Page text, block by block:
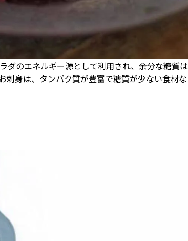
ダのエネルギー源として利用され、余分な糖質は
刺身は、タンパク質が豊富で糖質が少ない食材な